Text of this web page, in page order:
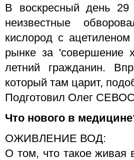
В воскресный день
неизвестные
кислород с
рынке за 'совершение
летний гражданин.
который там царит,
Подготовил Олег
Что нового в
ОЖИВЛЕНИЕ ВОД:
О том, что такое живая